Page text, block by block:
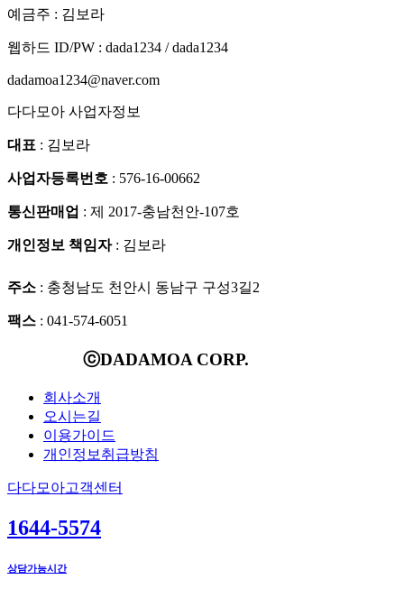
예금주 : 김보라
웹하드 ID/PW : dada1234 / dada1234
dadamoa1234@naver.com
다다모아 사업자정보
대표 : 김보라
사업자등록번호 : 576-16-00662
통신판매업 : 제 2017-충남천안-107호
개인정보 책임자: 김보라
주소 : 충청남도 천안시 동남구 구성3길2
팩스 : 041-574-6051
ⓒDADAMOA CORP.
회사소개
오시는길
이용가이드
개인정보취급방침
다다모아고객센터
1644-5574
상담가능시간